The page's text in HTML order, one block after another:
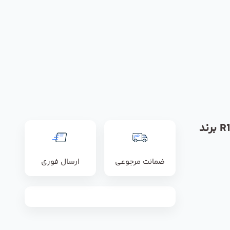
فن مدل R1G225-AF11-52 برند
ضمانت مرجوعی ارسال فوری